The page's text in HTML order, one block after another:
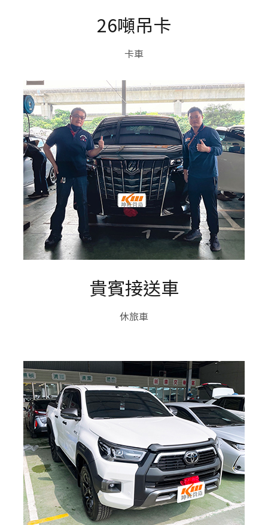
26噸吊卡
卡車
貴賓接送車
休旅車